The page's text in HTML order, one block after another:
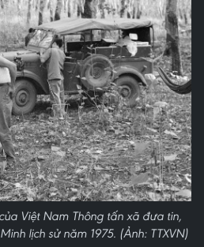
Việt Nam Thông tấn xã đưa tin,
lịch sử năm 1975. (Ảnh: TTXVN)